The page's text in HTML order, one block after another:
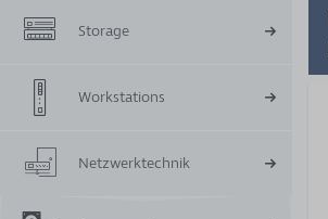
Storage
Workstations
Netzwerktechnik